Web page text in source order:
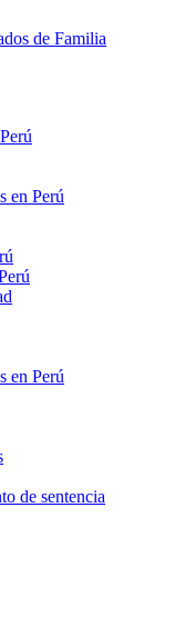
en Perú
en Perú
de sentencia